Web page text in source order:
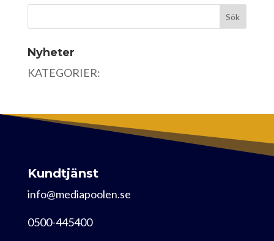
Nyheter
KATEGORIER:
Kundtjänst
info@mediapoolen.se
0500-445400